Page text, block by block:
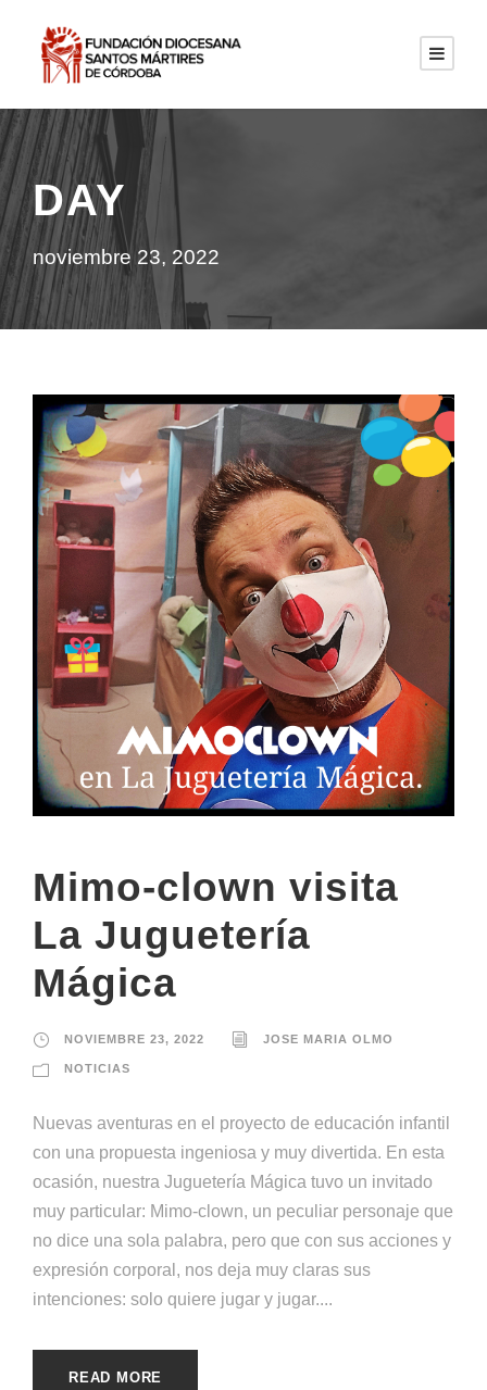
DAY
noviembre 23, 2022
Mimo-clown visita
La Juguetería
Mágica
NOVIEMBRE 23, 2022 JOSE MARIA OLMO
NOTICIAS
Nuevas aventuras en el proyecto de educación infantil
con una propuesta ingeniosa y muy divertida. En esta
ocasión, nuestra Juguetería Mágica tuvo un invitado
muy particular: Mimo-clown, un peculiar personaje que
no dice una sola palabra, pero que con sus acciones y
expresión corporal, nos deja muy claras sus
intenciones: solo quiere jugar y jugar....
READ MORE